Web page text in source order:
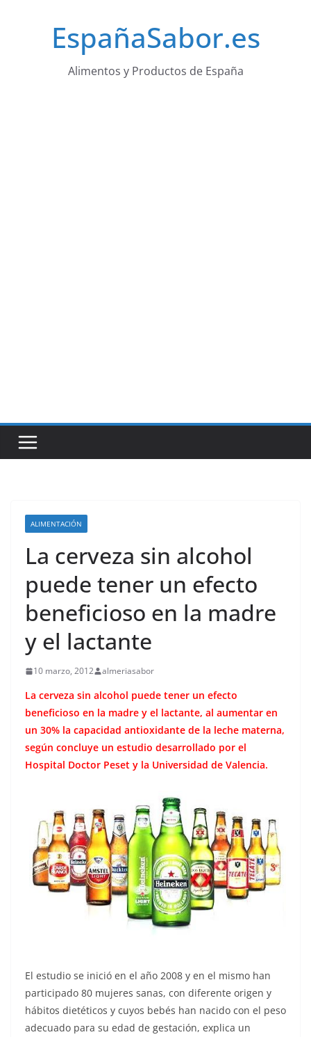
EspañaSabor.es
Alimentos y Productos de España
ALIMENTACIÓN
La cerveza sin alcohol
puede tener un efecto
beneficioso en la madre
y el lactante
10 marzo, 2012 almeriasabor
La cerveza sin alcohol puede tener un efecto
beneficioso en la madre y el lactante, al aumentar en
un 30% la capacidad antioxidante de la leche materna,
según concluye un estudio desarrollado por el
Hospital Doctor Peset y la Universidad de Valencia.
El estudio se inició en el año 2008 y en el mismo han
participado 80 mujeres sanas, con diferente origen y
hábitos dietéticos y cuyos bebés han nacido con el peso
adecuado para su edad de gestación, explica un